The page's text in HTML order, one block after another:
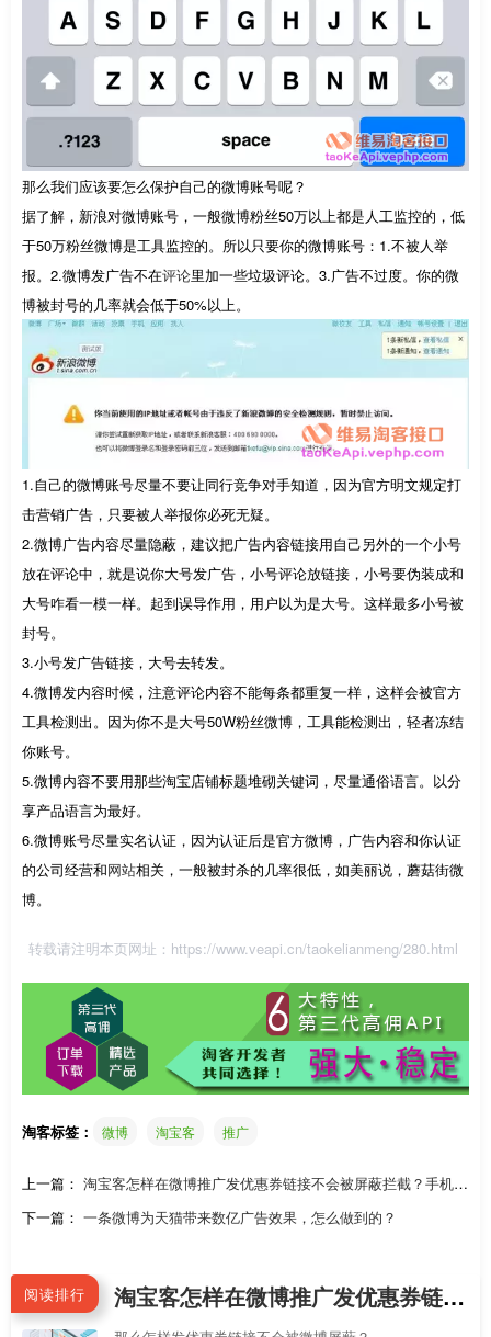
那么我们应该要怎么保护自己的微博账号呢？
据了解，新浪对微博账号，一般微博粉丝50万以上都是人工监控的，低
于50万粉丝微博是工具监控的。所以只要你的微博账号：1.不被人举
报。2.微博发广告不在评论里加一些垃圾评论。3.广告不过度。你的微
博被封号的几率就会低于50%以上。
1.自己的微博账号尽量不要让同行竞争对手知道，因为官方明文规定打
击营销广告，只要被人举报你必死无疑。
2.微博广告内容尽量隐蔽，建议把广告内容链接用自己另外的一个小号
放在评论中，就是说你大号发广告，小号评论放链接，小号要伪装成和
大号咋看一模一样。起到误导作用，用户以为是大号。这样最多小号被
封号。
3.小号发广告链接，大号去转发。
4.微博发内容时候，注意评论内容不能每条都重复一样，这样会被官方
工具检测出。因为你不是大号50W粉丝微博，工具能检测出，轻者冻结
你账号。
5.微博内容不要用那些淘宝店铺标题堆砌关键词，尽量通俗语言。以分
享产品语言为最好。
6.微博账号尽量实名认证，因为认证后是官方微博，广告内容和你认证
的公司经营和网站相关，一般被封杀的几率很低，如美丽说，蘑菇街微
博。
转载请注明本页网址： https://www.veapi.cn/taokelianmeng/280.html
淘客标签： 微博 淘宝客 推广
上一篇： 淘宝客怎样在微博推广发优惠券链接不会被屏蔽拦截？手机新
浪微博APP怎么直接跳到淘宝APP领券？
下一篇： 一条微博为天猫带来数亿广告效果，怎么做到的？
阅读排行 淘宝客怎样在微博推广发优惠券链接不会被屏蔽拦截？手机新浪微博APP怎么直接跳到淘宝APP领券？